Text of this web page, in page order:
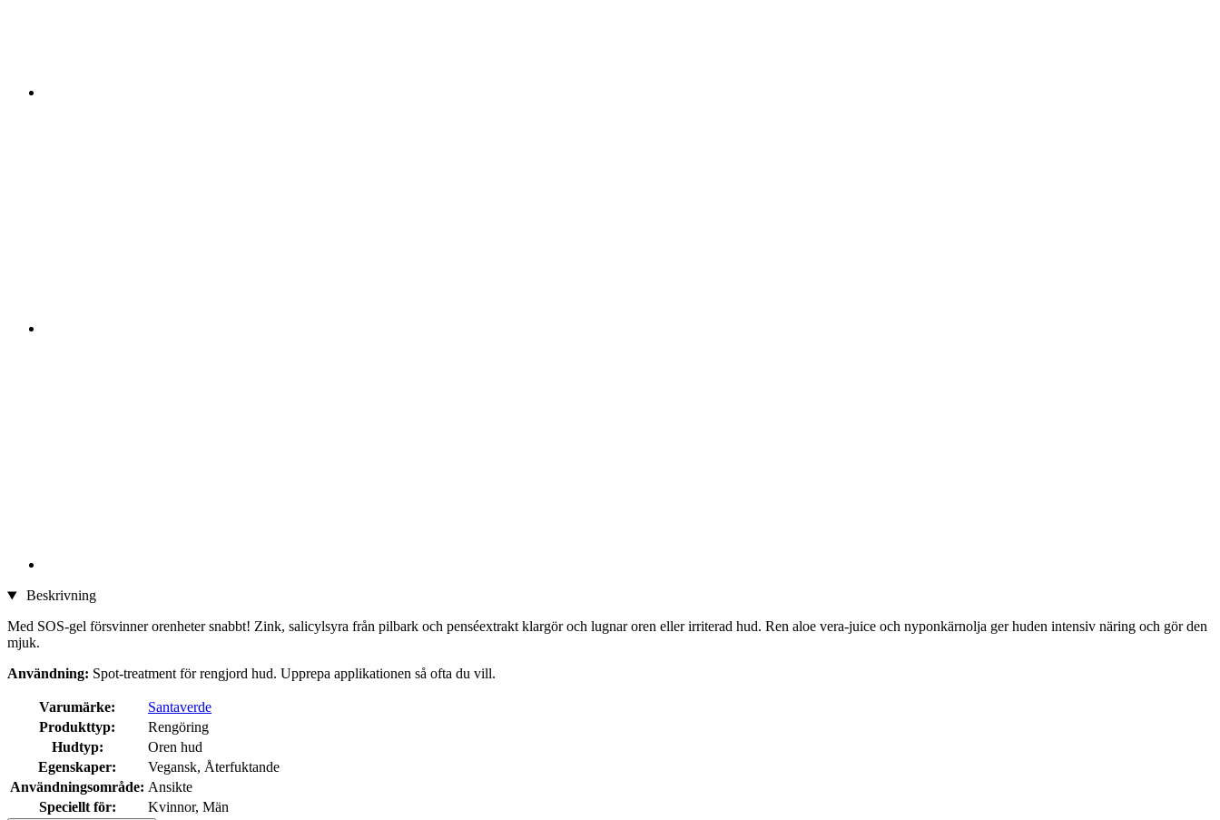
Beskrivning
Med SOS-gel försvinner orenheter snabbt! Zink, salicylsyra från pilbark och penséextrakt klargör och lugnar oren eller irriterad hud. Ren aloe vera-juice och nyponkärnolja ger huden intensiv näring och gör den
mjuk.
Användning: Spot-treatment för rengjord hud. Upprepa applikationen så ofta du vill.
Varumärke:
Santaverde
Produkttyp:
Rengöring
Hudtyp:
Oren hud
Egenskaper:
Vegansk, Återfuktande
Användningsområde: Ansikte
Speciellt för:
Kvinnor, Män